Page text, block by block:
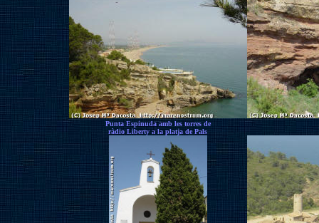
Punta Espinuda amb les torres de
ràdio Liberty a la platja de Pals